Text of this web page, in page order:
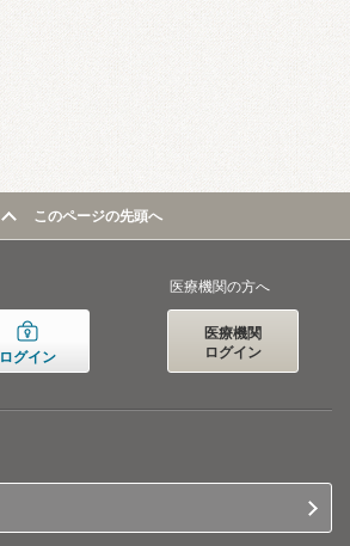
このページの先頭へ
ログイン
医療機関の方へ
医療機関
ログイン